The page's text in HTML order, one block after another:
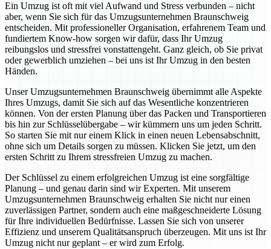
Ein Umzug ist oft mit viel Aufwand und Stress verbunden – nicht
aber, wenn Sie sich für das Umzugsunternehmen Braunschweig
entscheiden. Mit professioneller Organisation, erfahrenem Team und
fundiertem Know-how sorgen wir dafür, dass Ihr Umzug
reibungslos und stressfrei vonstattengeht. Ganz gleich, ob Sie privat
oder gewerblich umziehen – bei uns ist Ihr Umzug in den besten
Händen.
Unser Umzugsunternehmen Braunschweig übernimmt alle Aspekte
Ihres Umzugs, damit Sie sich auf das Wesentliche konzentrieren
können. Von der ersten Planung über das Packen und Transportieren
bis hin zur Schlüsselübergabe – wir kümmern uns um jeden Schritt.
So starten Sie mit nur einem Klick in einen neuen Lebensabschnitt,
ohne sich um Details sorgen zu müssen. Klicken Sie jetzt, um den
ersten Schritt zu Ihrem stressfreien Umzug zu machen.
Der Schlüssel zu einem erfolgreichen Umzug ist eine sorgfältige
Planung – und genau darin sind wir Experten. Mit unserem
Umzugsunternehmen Braunschweig erhalten Sie nicht nur einen
zuverlässigen Partner, sondern auch eine maßgeschneiderte Lösung
für Ihre individuellen Bedürfnisse. Lassen Sie sich von unserer
Effizienz und unserem Qualitätsanspruch überzeugen. Mit uns ist Ihr
Umzug nicht nur geplant – er wird zum Erfolg.